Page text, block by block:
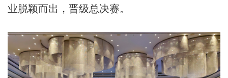
业脱颖而出，晋级总决赛。